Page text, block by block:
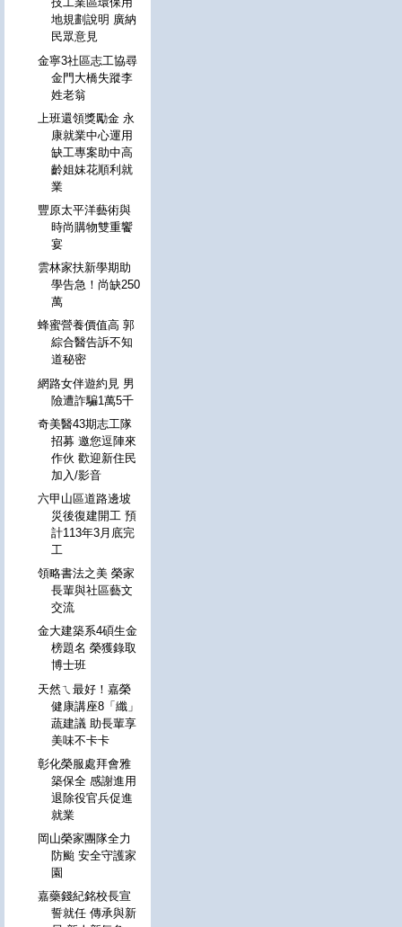
地規劃說明 廣納
民眾意見
金寧3社區志工協尋
金門大橋失蹤李
姓老翁
上班還領獎勵金 永
康就業中心運用
缺工專案助中高
齡姐妹花順利就
業
豐原太平洋藝術與
時尚購物雙重饗
宴
雲林家扶新學期助
學告急！尚缺250
萬
蜂蜜營養價值高 郭
綜合醫告訴不知
道秘密
網路女伴遊約見 男
險遭詐騙1萬5千
奇美醫43期志工隊
招募 邀您逗陣來
作伙 歡迎新住民
加入/影音
六甲山區道路邊坡
災後復建開工 預
計113年3月底完
工
領略書法之美 榮家
長輩與社區藝文
交流
金大建築系4碩生金
榜題名 榮獲錄取
博士班
天然ㄟ最好！嘉榮
健康講座8「纖」
蔬建議 助長輩享
美味不卡卡
彰化榮服處拜會雅
築保全 感謝進用
退除役官兵促進
就業
岡山榮家團隊全力
防颱 安全守護家
園
嘉藥錢紀銘校長宣
誓就任 傳承與新